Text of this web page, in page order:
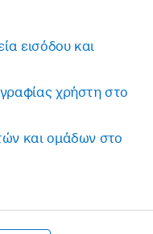
εισόδου και
χρήστη στο
και ομάδων στο